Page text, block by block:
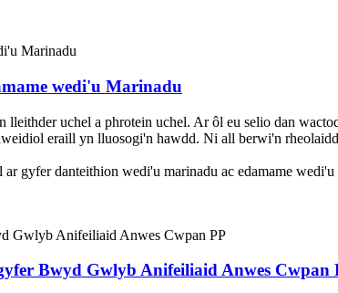
wedi'u Marinadu
uchel a phrotein uchel. Ar ôl eu selio dan
eraill yn lluosogi'n hawdd. Ni all berwi'n
gyfer danteithion wedi'u marinadu ac edamame
Bwyd Gwlyb Anifeiliaid Anwes Cwpan